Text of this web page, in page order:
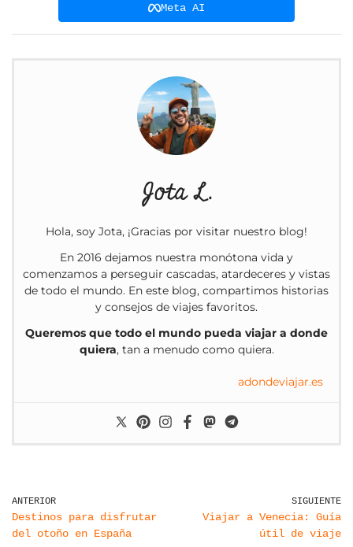
Meta AI
Jota L.
Hola, soy Jota, ¡Gracias por visitar nuestro blog!
En 2016 dejamos nuestra monótona vida y
comenzamos a perseguir cascadas, atardeceres y vistas
de todo el mundo. En este blog, compartimos historias
y consejos de viajes favoritos.
Queremos que todo el mundo pueda viajar a donde
quiera, tan a menudo como quiera.
adondeviajar.es
ANTERIOR
Destinos para disfrutar
del otoño en España
SIGUIENTE
Viajar a Venecia: Guía
útil de viaje